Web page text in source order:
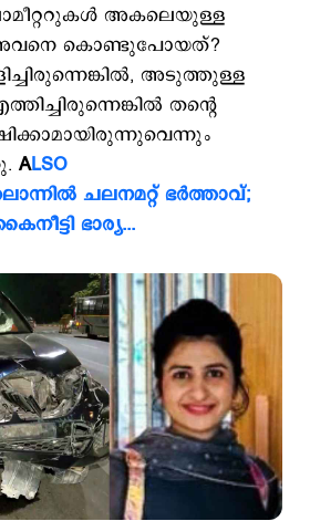
അകലെയുള്ള
കൊണ്ടുപോയത്?
അടുത്തുള്ള
തന്‍റെ
ALSO
ചലനമറ്റ് ഭര്‍ത്താവ്;
ഭാര്യ...